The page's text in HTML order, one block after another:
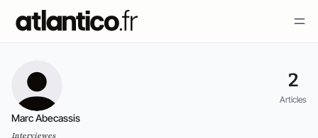
2
Articles
Marc Abecassis
Interviewes